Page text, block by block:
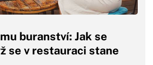
buranství: Jak se
se v restauraci stane